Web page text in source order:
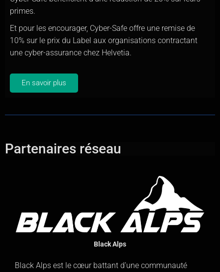
primes.
Et pour les encourager, Cyber-Safe offre une remise de
10% sur le prix du Label aux organisations contractant
une cyber-assurance chez Helvetia.
En savoir plus
Partenaires réseau
Black Alps
Black Alps est le cœur battant d’une communauté